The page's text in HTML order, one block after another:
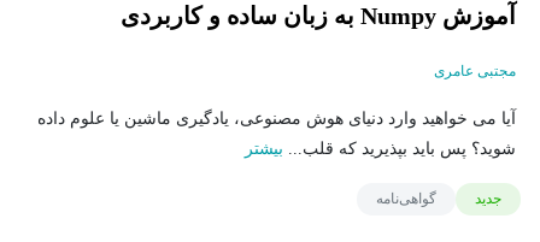
آموزش Numpy به زبان ساده و کاربردی
مجتبی عامری
آیا می خواهید وارد دنیای هوش مصنوعی، یادگیری ماشین یا علوم داده
شوید؟ پس باید بپذیرید که قلب... بیشتر
جدید گواهی‌نامه